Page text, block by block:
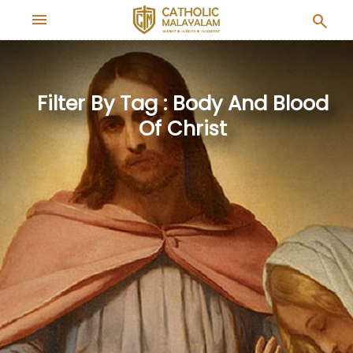
menu search
Filter By Tag : Body And Blood
Of Christ